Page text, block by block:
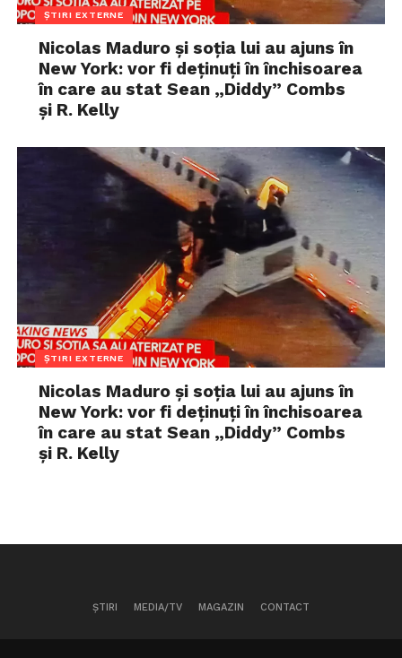
ȘTIRI EXTERNE
Nicolas Maduro și soția lui au ajuns în
New York: vor fi deținuți în închisoarea
în care au stat Sean „Diddy” Combs
și R. Kelly
ȘTIRI EXTERNE
Nicolas Maduro și soția lui au ajuns în
New York: vor fi deținuți în închisoarea
în care au stat Sean „Diddy” Combs
și R. Kelly
ȘTIRI MEDIA/TV MAGAZIN CONTACT